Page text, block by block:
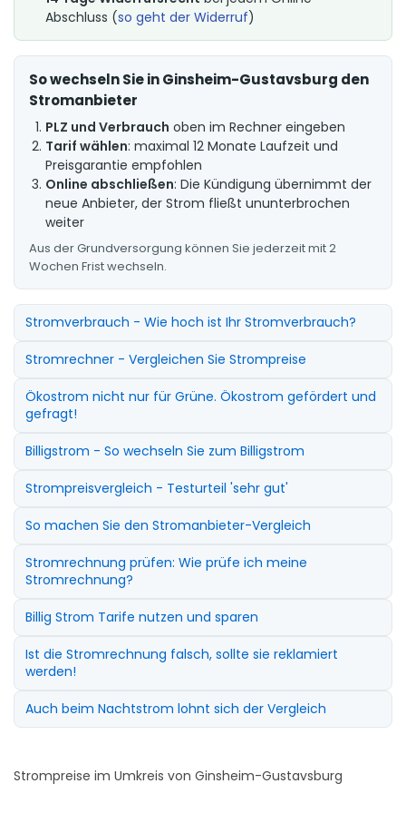
Abschluss (so geht der Widerruf)
So wechseln Sie in Ginsheim-Gustavsburg den
Stromanbieter
PLZ und Verbrauch oben im Rechner eingeben
Tarif wählen: maximal 12 Monate Laufzeit und
Preisgarantie empfohlen
Online abschließen: Die Kündigung übernimmt der
neue Anbieter, der Strom fließt ununterbrochen
weiter
Aus der Grundversorgung können Sie jederzeit mit 2
Wochen Frist wechseln.
Stromverbrauch - Wie hoch ist Ihr Stromverbrauch?
Stromrechner - Vergleichen Sie Strompreise
Ökostrom nicht nur für Grüne. Ökostrom gefördert und
gefragt!
Billigstrom - So wechseln Sie zum Billigstrom
Strompreisvergleich - Testurteil 'sehr gut'
So machen Sie den Stromanbieter-Vergleich
Stromrechnung prüfen: Wie prüfe ich meine
Stromrechnung?
Billig Strom Tarife nutzen und sparen
Ist die Stromrechnung falsch, sollte sie reklamiert
werden!
Auch beim Nachtstrom lohnt sich der Vergleich
Strompreise im Umkreis von Ginsheim-Gustavsburg